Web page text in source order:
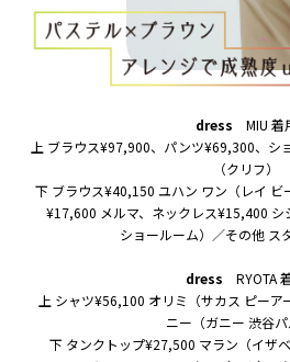
dress MIU 着
上 ブラウス¥97,900、パンツ¥69,300、シ
（クリフ）
下 ブラウス¥40,150 ユハン ワン（レイ ビ
¥17,600 メルマ、ネックレス¥15,400 シ
ショールーム）／その他 ス
dress RYOTA
上 シャツ¥56,100 オリミ（サカス ピー
ニー（ガニー 渋谷パ
下 タンクトップ¥27,500 マラン（イザ